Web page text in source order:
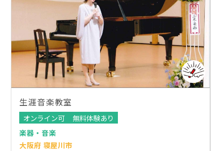
生涯音楽教室
オンライン可
無料体験あり
楽器・音楽
大阪府 寝屋川市